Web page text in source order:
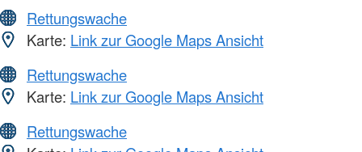
Rettungswache
Karte: Link zur Google Maps Ansicht
Rettungswache
Karte: Link zur Google Maps Ansicht
Rettungswache